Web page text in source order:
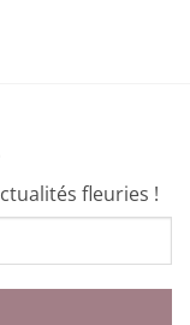
fleuries !